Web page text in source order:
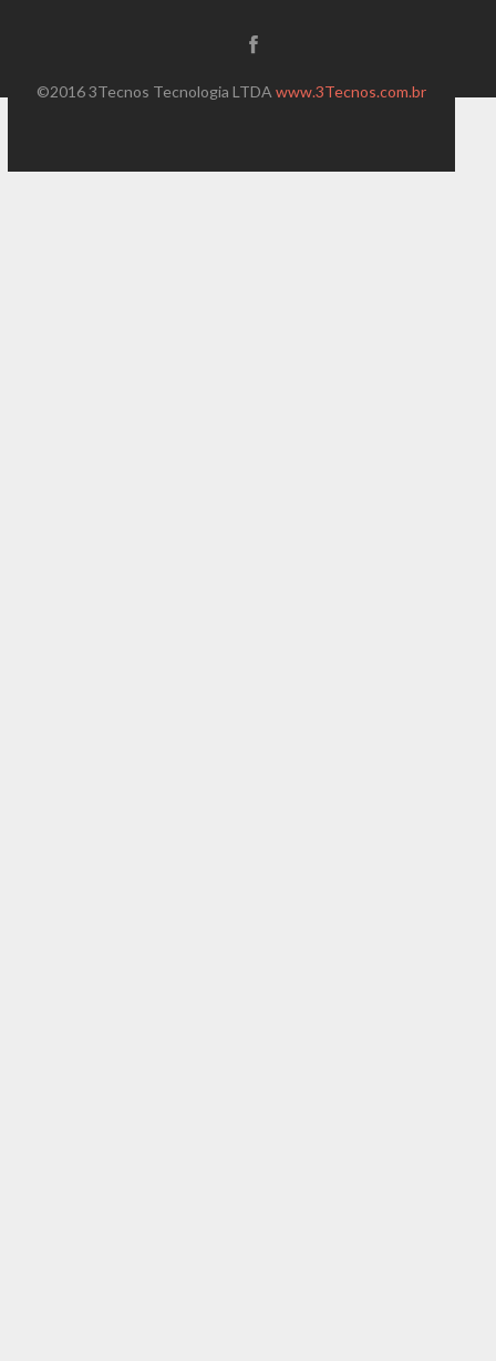
©2016 3Tecnos Tecnologia LTDA www.3Tecnos.com.br